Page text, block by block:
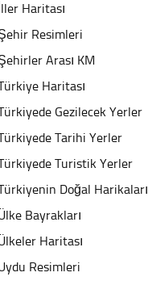
Haritası
Resimleri
Arası KM
Haritası
Gezilecek Yerler
Tarihi Yerler
Turistik Yerler
Doğal Harikaları
Bayrakları
Haritası
Resimleri